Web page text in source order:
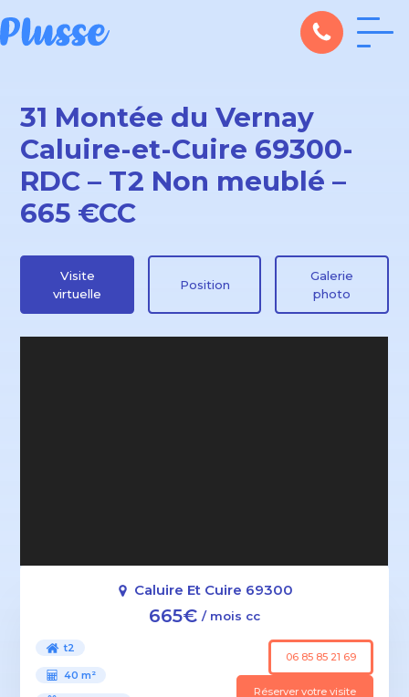
31 Montée du Vernay
Caluire-et-Cuire 69300-
RDC – T2 Non meublé –
665 €CC
Visite
virtuelle
Position
Galerie
photo
Caluire Et Cuire 69300
665€ / mois cc
t2
40 m²
06 85 85 21 69
Réserver votre visite